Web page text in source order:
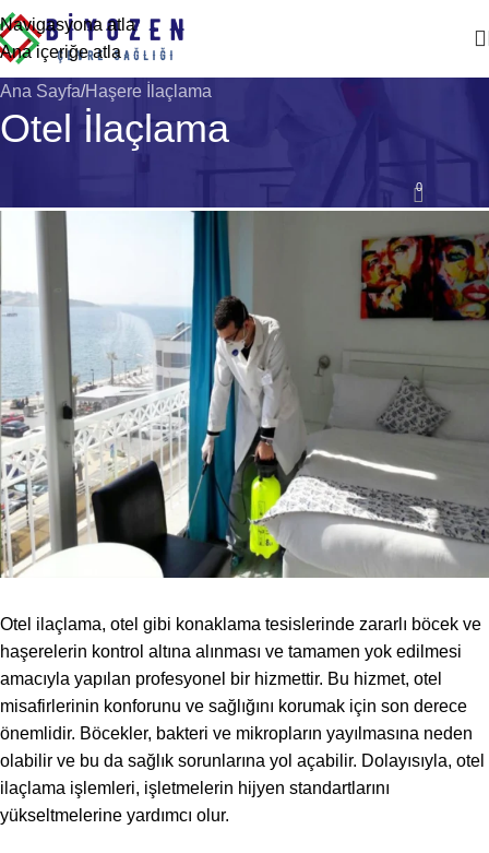
Navigasyona atla
Ana içeriğe atla
Ana Sayfa Haşere İlaçlama
Otel İlaçlama
HAŞERE İLAÇLAMA
0
Otel ilaçlama, otel gibi konaklama tesislerinde zararlı böcek ve
haşerelerin kontrol altına alınması ve tamamen yok edilmesi
amacıyla yapılan profesyonel bir hizmettir. Bu hizmet, otel
misafirlerinin konforunu ve sağlığını korumak için son derece
önemlidir. Böcekler, bakteri ve mikropların yayılmasına neden
olabilir ve bu da sağlık sorunlarına yol açabilir. Dolayısıyla, otel
ilaçlama işlemleri, işletmelerin hijyen standartlarını
yükseltmelerine yardımcı olur.